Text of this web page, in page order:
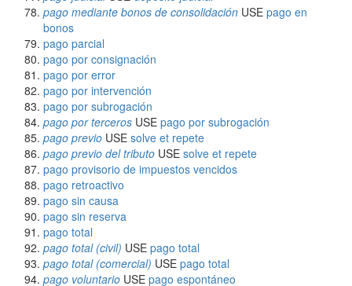
pago mediante bonos de consolidación USE pago en
bonos
pago parcial
pago por consignación
pago por error
pago por intervención
pago por subrogación
pago por terceros USE pago por subrogación
pago previo USE solve et repete
pago previo del tributo USE solve et repete
pago provisorio de impuestos vencidos
pago retroactivo
pago sin causa
pago sin reserva
pago total
pago total (civil) USE pago total
pago total (comercial) USE pago total
pago voluntario USE pago espontáneo